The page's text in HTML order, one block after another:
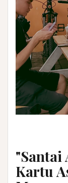
"Santai
Kartu